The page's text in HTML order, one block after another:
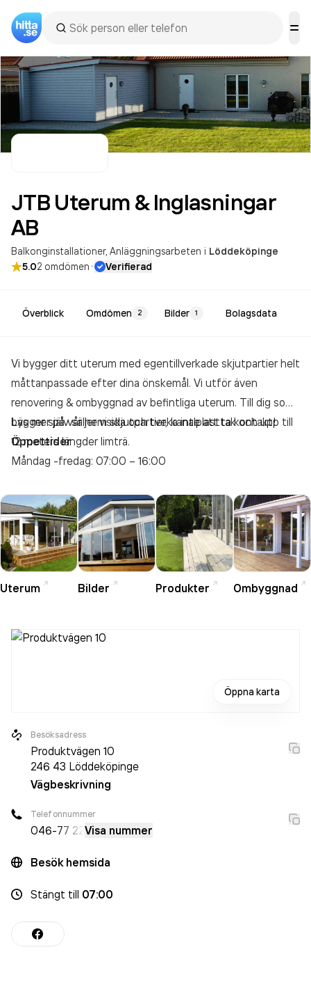
JTB Uterum & Inglasningar
AB
Balkonginstallationer Anläggningsarbeten i Löddeköpinge
5.02 omdömen· Verifierad
Överblick Omdömen 2 Bilder 1 Bolagsdata
Vi bygger ditt uterum med egentillverkade skjutpartier helt
måttanpassade efter dina önskemål. Vi utför även
renovering & ombyggnad av befintliga uterum. Till dig som
bygger själv säljer vi skjutpartier, kanalplasttak och upp till
12 meters längder limträ.
Läs mer på vår hemsida och tveka inte att ta kontakt!
Öppettider
Måndag -fredag: 07:00 – 16:00
Uterum Bilder Produkter Ombyggnad
Öppna karta
Besöksadress
Produktvägen 10
246 43 Löddeköpinge
Vägbeskrivning
Telefonnummer
046-77 22 Visa nummer
Besök hemsida
Stängt till 07:00